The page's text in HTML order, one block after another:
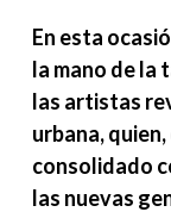
En esta
la mano de la
las artistas
urbana,
consolidado
las nuevas